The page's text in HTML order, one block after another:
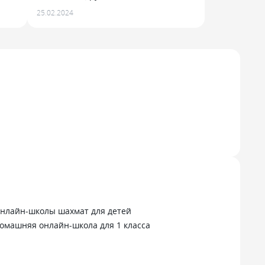
Хороший интернет и учишься!
Основные предметы здесь:
25.02.2024
школы шахмат для детей
онлайн-школа для 1 класса